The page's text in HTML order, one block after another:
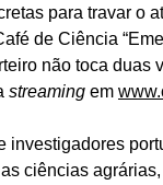
para travar o
de Ciência
não toca duas
streaming em
investigadores
ciências agrárias,